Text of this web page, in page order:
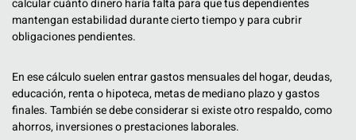
calcular cuánto dinero haría falta para que tus dependientes
mantengan estabilidad durante cierto tiempo y para cubrir
obligaciones pendientes.
En ese cálculo suelen entrar gastos mensuales del hogar, deudas,
educación, renta o hipoteca, metas de mediano plazo y gastos
finales. También se debe considerar si existe otro respaldo, como
ahorros, inversiones o prestaciones laborales.